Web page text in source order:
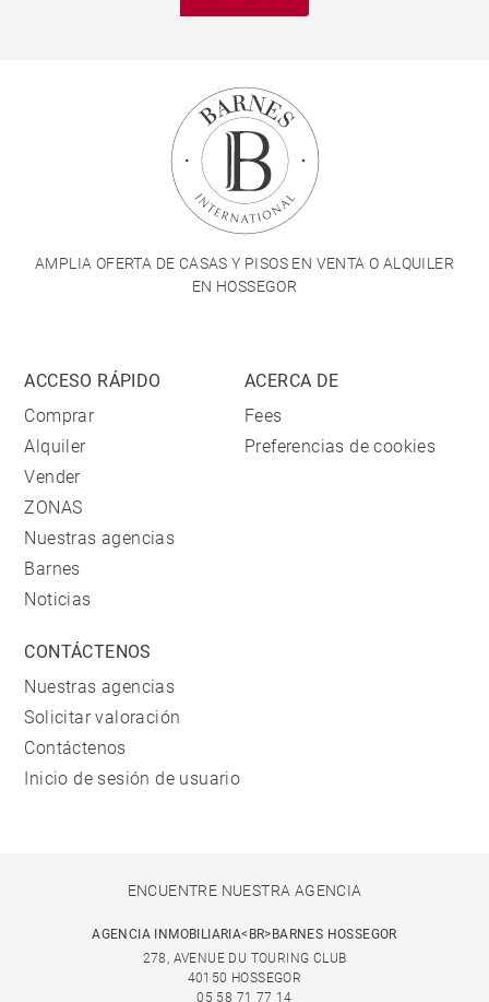
AMPLIA OFERTA DE CASAS Y PISOS EN VENTA O ALQUILER
EN HOSSEGOR
ACCESO RÁPIDO
Comprar
Alquiler
Vender
ZONAS
Nuestras agencias
Barnes
Noticias
ACERCA DE
Fees
Preferencias de cookies
CONTÁCTENOS
Nuestras agencias
Solicitar valoración
Contáctenos
Inicio de sesión de usuario
ENCUENTRE NUESTRA AGENCIA
AGENCIA INMOBILIARIA<BR>BARNES HOSSEGOR
278, AVENUE DU TOURING CLUB
40150 HOSSEGOR
05 58 71 77 14